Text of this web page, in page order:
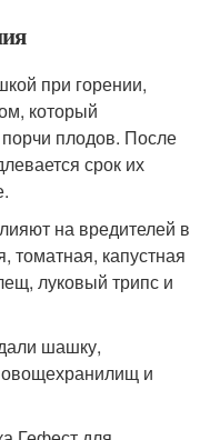
при горении,
который
плодов. После
срок их
на вредителей в
капустная
луковый трипс и
шашку,
овощехранилищ и